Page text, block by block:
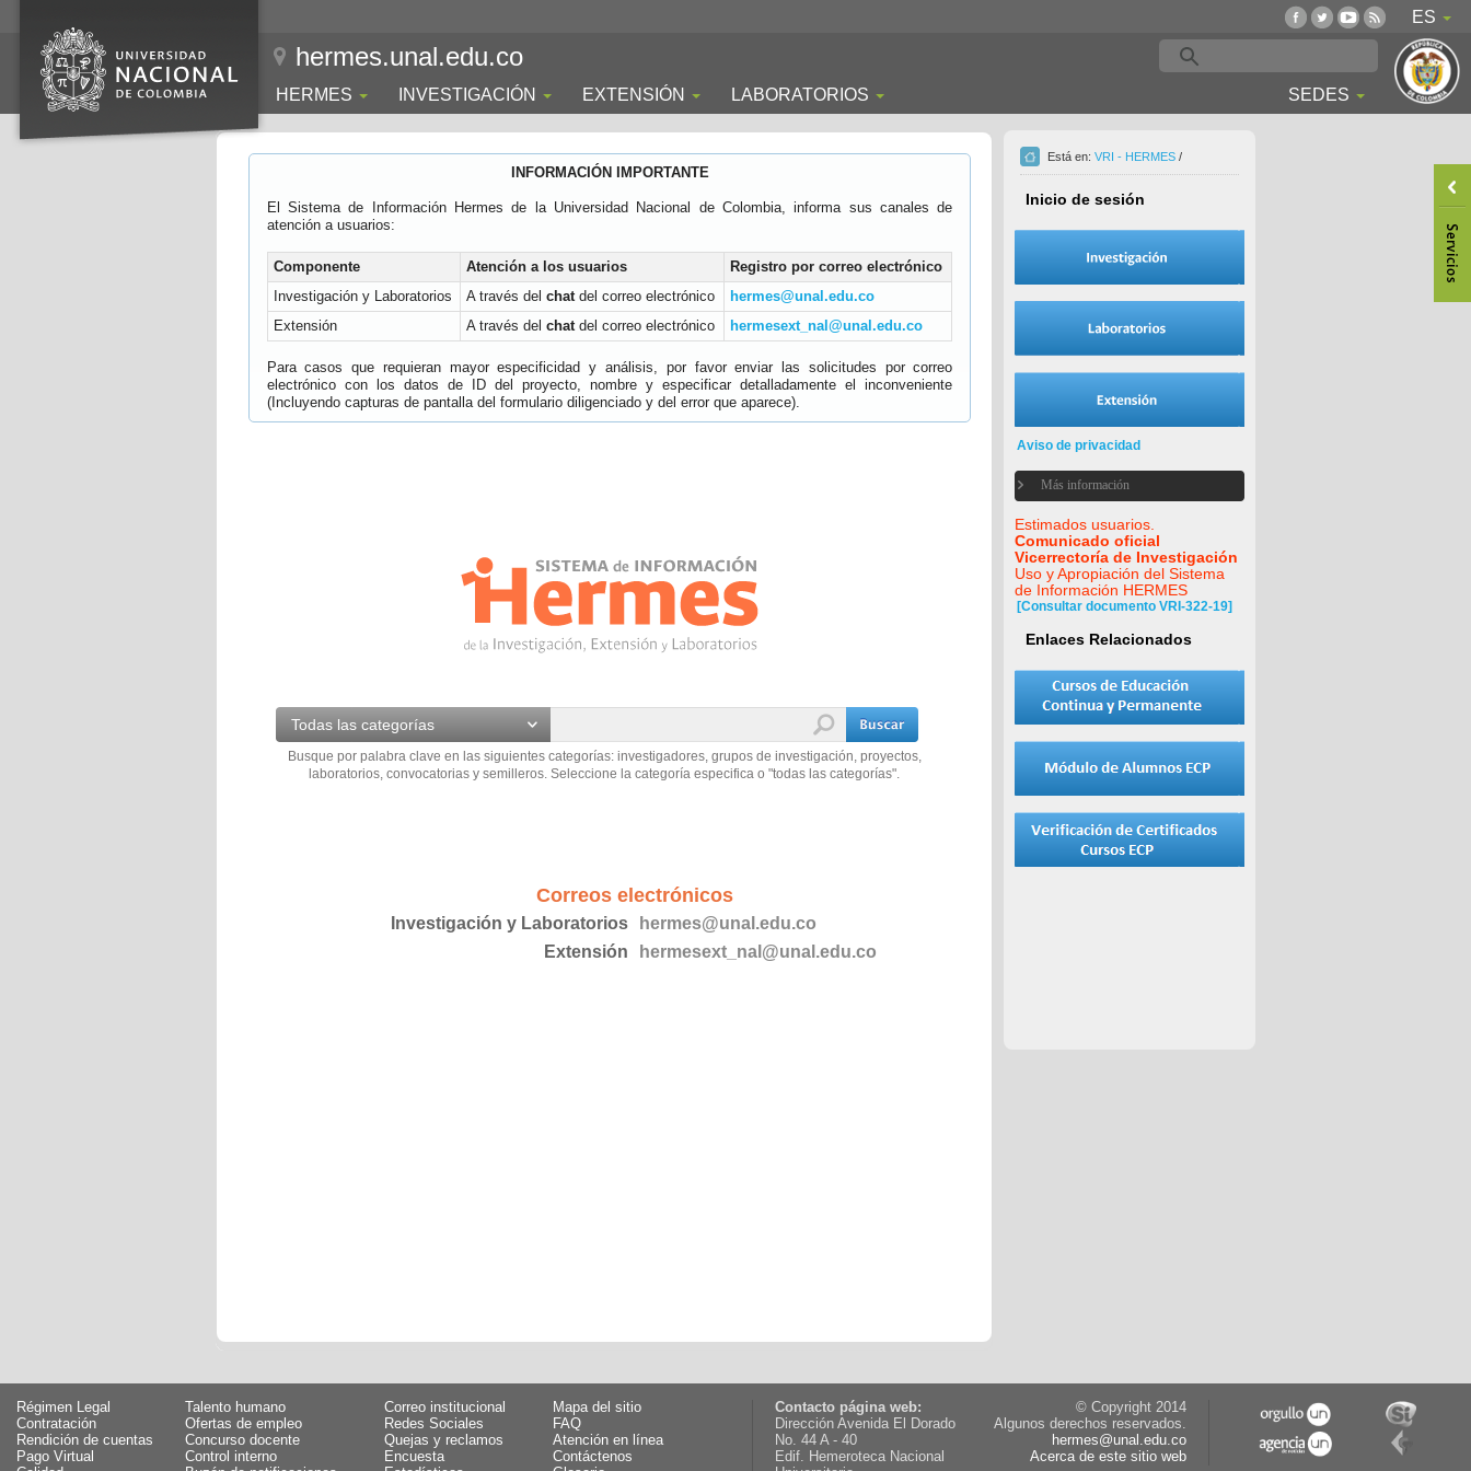
ES
hermes.unal.edu.co
HERMES INVESTIGACIÓN EXTENSIÓN LABORATORIOS SEDES
INFORMACIÓN IMPORTANTE
El Sistema de Información Hermes de la Universidad Nacional de Colombia, informa sus canales de
atención a usuarios:
Componente Atención a los usuarios
Registro por correo electrónico
Investigación y Laboratorios
A través del chatdel correo electrónico
hermes@unal.edu.co
Extensión
A través del chatdel correo electrónico hermesext_nal@unal.edu.co
Para casos que requieran mayor especificidad y análisis, por favor enviar las solicitudes por correo
electrónico con los datos de ID del proyecto, nombre y especificar detalladamente el inconveniente
(Incluyendo capturas de pantalla del formulario diligenciado y del error que aparece).
Todas las categorías
Busque por palabra clave en las siguientes categorías: investigadores, grupos de investigación, proyectos,
laboratorios, convocatorias y semilleros. Seleccione la categoría especifica o "todas las categorías".
Correos electrónicos
Investigación y Laboratorios
hermes@unal.edu.co
Extensión
hermesext_nal@unal.edu.co
Está en: VRI - HERMES /
Inicio de sesión
Aviso de privacidad
Más información
Estimados usuarios.
Comunicado oficial
Vicerrectoría de Investigación
Uso y Apropiación del Sistema
de Información HERMES
[Consultar documento VRI-322-19]
Enlaces Relacionados
Régimen Legal
Talento humano
Contratación
Ofertas de empleo
Rendición de cuentas
Concurso docente
Pago Virtual
Control interno
Correo institucional
Mapa del sitio
Redes Sociales
FAQ
Quejas y reclamos
Atención en línea
Encuesta
Contáctenos
Contacto página web:
Dirección Avenida El Dorado
No. 44 A - 40
Edif. Hemeroteca Nacional
© Copyright 2014
Algunos derechos reservados.
hermes@unal.edu.co
Acerca de este sitio web